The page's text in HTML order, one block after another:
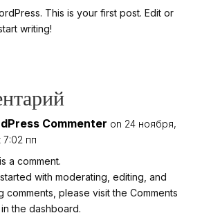
This is your first post. Edit or
writing!
Commenter on 24 ноября,
7:02 пп
a comment.
with moderating, editing, and
comments, please visit the Comments
the dashboard.